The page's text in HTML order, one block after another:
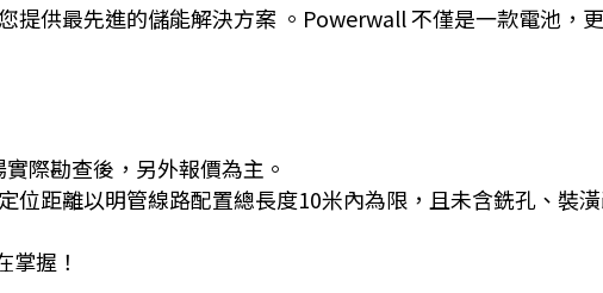
供最先進的儲能解決方案 。Powerwall 不僅是一款電池，
際勘查後，另外報價為主。
位距離以明管線路配置總長度10米內為限，且未含銑孔、裝
握！